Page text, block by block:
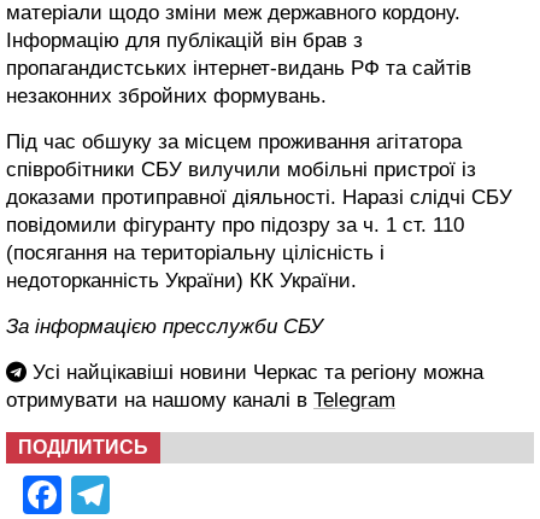
матеріали щодо зміни меж державного кордону.
Інформацію для публікацій він брав з
пропагандистських інтернет-видань РФ та сайтів
незаконних збройних формувань.
Під час обшуку за місцем проживання агітатора
співробітники СБУ вилучили мобільні пристрої із
доказами протиправної діяльності. Наразі слідчі СБУ
повідомили фігуранту про підозру за ч. 1 ст. 110
(посягання на територіальну цілісність і
недоторканність України) КК України.
За інформацією пресслужби СБУ
Усі найцікавіші новини Черкас та регіону можна
отримувати на нашому каналі в Telegram
ПОДІЛИТИСЬ
Facebook